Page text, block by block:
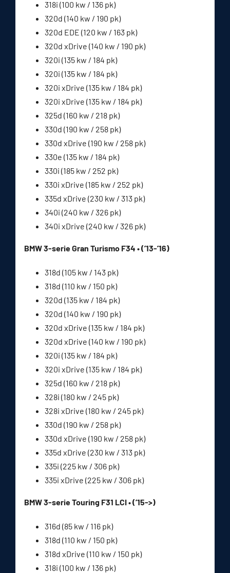
318i (100 kw / 136 pk)
320d (140 kw / 190 pk)
320d EDE (120 kw / 163 pk)
320d xDrive (140 kw / 190 pk)
320i (135 kw / 184 pk)
320i (135 kw / 184 pk)
320i xDrive (135 kw / 184 pk)
320i xDrive (135 kw / 184 pk)
325d (160 kw / 218 pk)
330d (190 kw / 258 pk)
330d xDrive (190 kw / 258 pk)
330e (135 kw / 184 pk)
330i (185 kw / 252 pk)
330i xDrive (185 kw / 252 pk)
335d xDrive (230 kw / 313 pk)
340i (240 kw / 326 pk)
340i xDrive (240 kw / 326 pk)
BMW 3-serie Gran Turismo F34 • (’13-’16)
318d (105 kw / 143 pk)
318d (110 kw / 150 pk)
320d (135 kw / 184 pk)
320d (140 kw / 190 pk)
320d xDrive (135 kw / 184 pk)
320d xDrive (140 kw / 190 pk)
320i (135 kw / 184 pk)
320i xDrive (135 kw / 184 pk)
325d (160 kw / 218 pk)
328i (180 kw / 245 pk)
328i xDrive (180 kw / 245 pk)
330d (190 kw / 258 pk)
330d xDrive (190 kw / 258 pk)
335d xDrive (230 kw / 313 pk)
335i (225 kw / 306 pk)
335i xDrive (225 kw / 306 pk)
BMW 3-serie Touring F31 LCI • (’15->)
316d (85 kw / 116 pk)
318d (110 kw / 150 pk)
318d xDrive (110 kw / 150 pk)
318i (100 kw / 136 pk)